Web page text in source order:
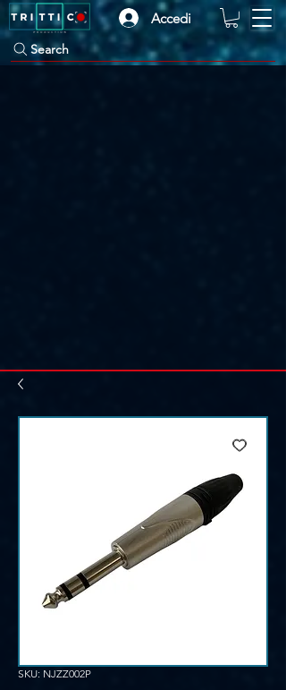
Accedi
Search
SKU: NJZZ002P